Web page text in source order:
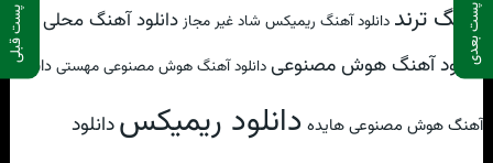
پست بعدی پست قبلی
آهنگ ترند دانلود آهنگ ریمیکس شاد غیر مجاز دانلود آهنگ محلی
دانلود آهنگ هوش مصنوعیدانلود آهنگ هوش مصنوعی مهستیدانلود
آهنگ هوش مصنوعی هایده دانلود ریمیکسدانلود